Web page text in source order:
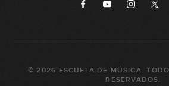
©2026 ESCUELA DE MÚSICA.
RESERVADOS.